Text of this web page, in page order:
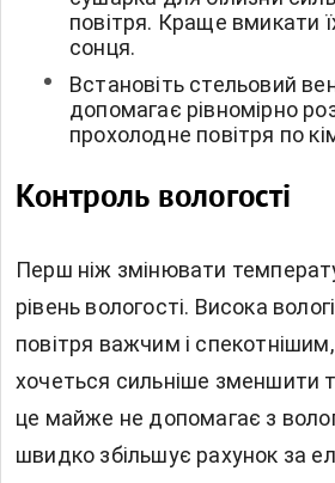
повітря. Краще вмикати
сонця.
Встановіть стельовий
допомагає рівномірно
прохолодне повітря по
Контроль вологості
Перш ніж змінювати
рівень вологості. Висока
повітря важчим і
хочеться сильніше зменшити
це майже не допомагає з
швидко збільшує рахунок за